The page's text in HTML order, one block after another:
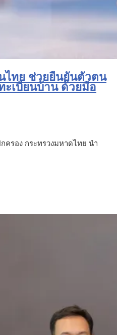
ไทย ช่วยยืนยันตัวตน
เบียนบ้าน ด้วยมือ
ครอง กระทรวงมหาดไทย นำ